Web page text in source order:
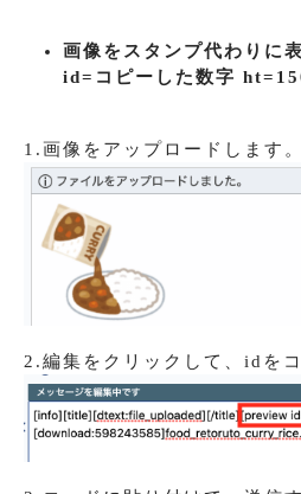
画像をスタンプ代わりに
id=コピーした数字
1.画像をアップロードします。
2.編集をクリックして、idを